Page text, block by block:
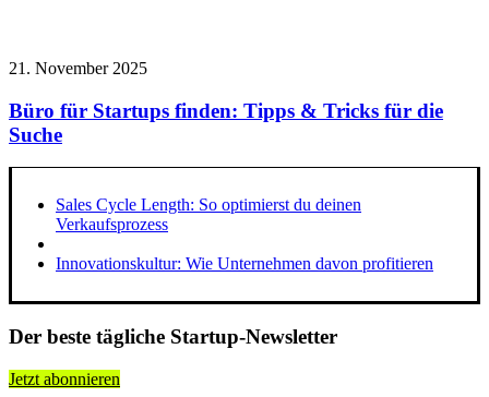
21. November 2025
Büro für Startups finden: Tipps & Tricks für die
Suche
Sales Cycle Length: So optimierst du deinen
Verkaufsprozess
Innovationskultur: Wie Unternehmen davon profitieren
Der beste tägliche Startup-Newsletter
Jetzt abonnieren